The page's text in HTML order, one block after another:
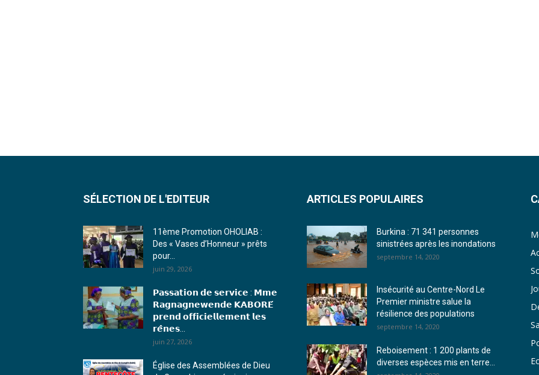
SÉLECTION DE L'EDITEUR
11ème Promotion OHOLIAB :
Des « Vases d’Honneur » prêts
pour...
juin 29, 2026
𝗣𝗮𝘀𝘀𝗮𝘁𝗶𝗼𝗻 𝗱𝗲 𝘀𝗲𝗿𝘃𝗶𝗰𝗲 : 𝗠𝗺𝗲
𝗥𝗮𝗴𝗻𝗮𝗴𝗻𝗲𝘄𝗲𝗻𝗱𝗲 𝗞𝗔𝗕𝗢𝗥𝗘́
𝗽𝗿𝗲𝗻𝗱 𝗼𝗳𝗳𝗶𝗰𝗶𝗲𝗹𝗹𝗲𝗺𝗲𝗻𝘁 𝗹𝗲𝘀
𝗿𝗲̂𝗻𝗲𝘀...
juin 27, 2026
Église des Assemblées de Dieu
ARTICLES POPULAIRES
Burkina : 71 341 personnes
sinistrées après les inondations
septembre 14, 2020
Insécurité au Centre-Nord Le
Premier ministre salue la
résilience des populations
septembre 14, 2020
Reboisement : 1 200 plants de
diverses espèces mis en terre...